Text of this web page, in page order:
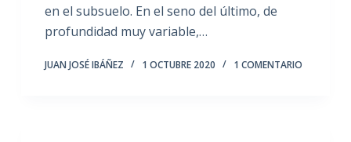
en el subsuelo. En el seno del último, de
profundidad muy variable,…
JUAN JOSÉ IBÁÑEZ 1 OCTUBRE 2020 1 COMENTARIO